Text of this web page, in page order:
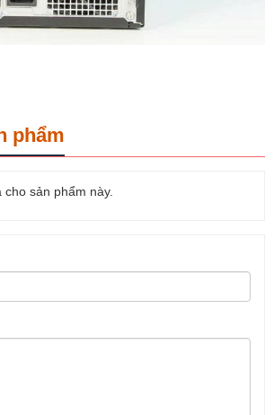
phẩm
cho sản phẩm này.